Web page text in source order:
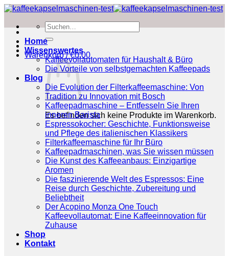
Zum
springen
Suchen
nach:
Warenkorb /€0.00
Es befinden sich keine Produkte im Warenkorb.
Home
Wissenswertes
Kaffeevollautomaten für Haushalt & Büro
Die Vorteile von selbstgemachten Kaffeepads
Blog
Die Evolution der Filterkaffeemaschine: Von
Tradition zu Innovation mit Bosch
Kaffeepadmaschine – Entfesseln Sie Ihren
inneren Barista
Espressokocher: Geschichte, Funktionsweise
und Pflege des italienischen Klassikers
Filterkaffeemaschine für Ihr Büro
Kaffeepadmaschinen, was Sie wissen müssen
Die Kunst des Kaffeeanbaus: Einzigartige
Aromen
Die faszinierende Welt des Espressos: Eine
Reise durch Geschichte, Zubereitung und
Beliebtheit
Der Acopino Monza One Touch
Kaffeevollautomat: Eine Kaffeeinnovation für
Zuhause
Shop
Kontakt